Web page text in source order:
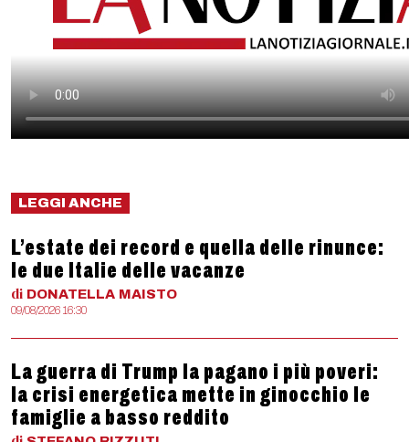
LEGGI ANCHE
L’estate dei record e quella delle rinunce:
le due Italie delle vacanze
di DONATELLA MAISTO
09/08/2026 16:30
La guerra di Trump la pagano i più poveri:
la crisi energetica mette in ginocchio le
famiglie a basso reddito